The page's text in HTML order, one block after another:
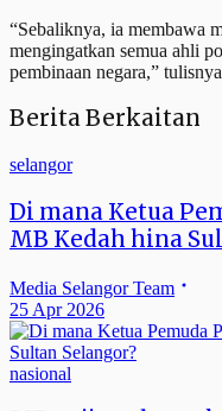
“Sebaliknya, ia membawa
mengingatkan semua ahli
pembinaan negara,”
Berita Berkaitan
selangor
Di mana Ketua
MB Kedah hina
Media Selangor Team
25 Apr 2026
nasional